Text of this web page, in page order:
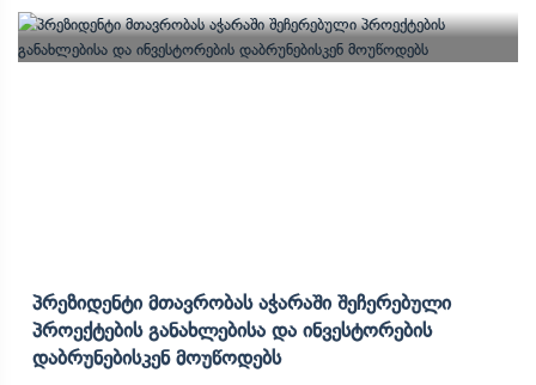
Პრეზიდენტი Მთავრობას Აჭარაში Შეჩერებული
Პროექტების Განახლებისა Და Ინვესტორების
Დაბრუნებისკენ Მოუწოდებს